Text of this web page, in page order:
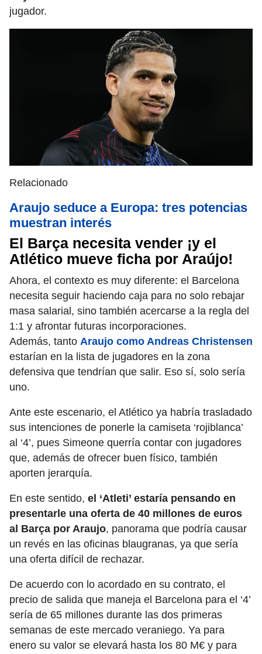
jugador.
Relacionado
Araujo seduce a Europa: tres potencias
muestran interés
El Barça necesita vender ¡y el
Atlético mueve ficha por Araújo!
Ahora, el contexto es muy diferente: el Barcelona
necesita seguir haciendo caja para no solo rebajar
masa salarial, sino también acercarse a la regla del
1:1 y afrontar futuras incorporaciones.
Además, tanto Araujo como Andreas Christensen
estarían en la lista de jugadores en la zona
defensiva que tendrían que salir. Eso sí, solo sería
uno.
Ante este escenario, el Atlético ya habría trasladado
sus intenciones de ponerle la camiseta ‘rojiblanca’
al ‘4’, pues Simeone querría contar con jugadores
que, además de ofrecer buen físico, también
aporten jerarquía.
En este sentido, el ‘Atleti’ estaría pensando en
presentarle una oferta de 40 millones de euros
al Barça por Araujo, panorama que podría causar
un revés en las oficinas blaugranas, ya que sería
una oferta difícil de rechazar.
De acuerdo con lo acordado en su contrato, el
precio de salida que maneja el Barcelona para el ‘4’
sería de 65 millones durante las dos primeras
semanas de este mercado veraniego. Ya para
enero su valor se elevará hasta los 80 M€ y para